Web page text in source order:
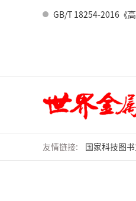
GB/T 18254-2016《
友情链接: 国家科技图